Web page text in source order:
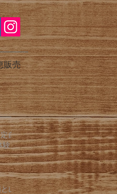
販売
自
験
山